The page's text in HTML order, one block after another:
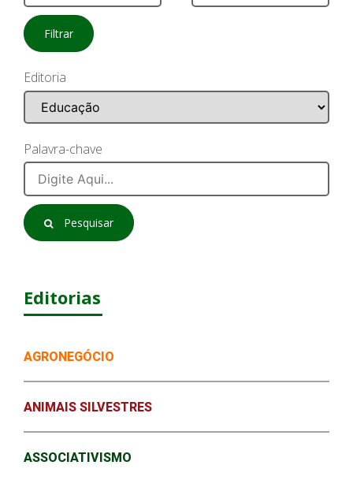
Filtrar
Editoria
Palavra-chave
Pesquisar
Editorias
AGRONEGÓCIO
ANIMAIS SILVESTRES
ASSOCIATIVISMO